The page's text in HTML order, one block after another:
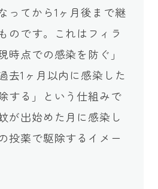
ってから1ヶ月後まで継
のです。これはフィラ
時点での感染を防ぐ」
去1ヶ月以内に感染した
する」という仕組みで
が出始めた月に感染し
投薬で駆除するイメー